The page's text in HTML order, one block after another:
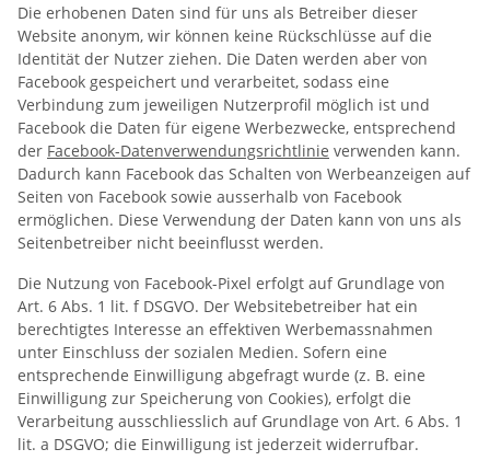
Die erhobenen Daten sind für uns als Betreiber dieser
Website anonym, wir können keine Rückschlüsse auf die
Identität der Nutzer ziehen. Die Daten werden aber von
Facebook gespeichert und verarbeitet, sodass eine
Verbindung zum jeweiligen Nutzerprofil möglich ist und
Facebook die Daten für eigene Werbezwecke, entsprechend
der Facebook-Datenverwendungsrichtlinie verwenden kann.
Dadurch kann Facebook das Schalten von Werbeanzeigen auf
Seiten von Facebook sowie ausserhalb von Facebook
ermöglichen. Diese Verwendung der Daten kann von uns als
Seitenbetreiber nicht beeinflusst werden.
Die Nutzung von Facebook-Pixel erfolgt auf Grundlage von
Art. 6 Abs. 1 lit. f DSGVO. Der Websitebetreiber hat ein
berechtigtes Interesse an effektiven Werbemassnahmen
unter Einschluss der sozialen Medien. Sofern eine
entsprechende Einwilligung abgefragt wurde (z. B. eine
Einwilligung zur Speicherung von Cookies), erfolgt die
Verarbeitung ausschliesslich auf Grundlage von Art. 6 Abs. 1
lit. a DSGVO; die Einwilligung ist jederzeit widerrufbar.